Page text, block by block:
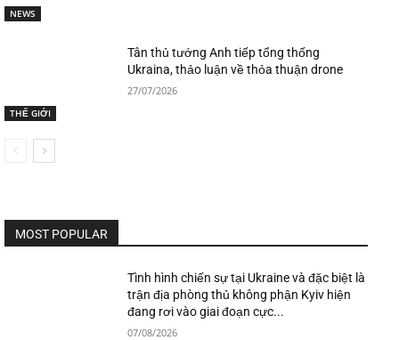
NEWS
THẾ GIỚI
Tân thủ tướng Anh tiếp tổng thống
Ukraina, thảo luận về thỏa thuận drone
27/07/2026
MOST POPULAR
Tình hình chiến sự tại Ukraine và đặc biệt là
trận địa phòng thủ không phận Kyiv hiện
đang rơi vào giai đoạn cực...
07/08/2026